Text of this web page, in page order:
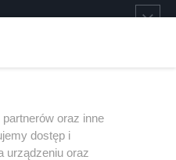
oraz inne
dostęp i
urządzeniu oraz